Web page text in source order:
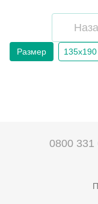
Размер 135х190
0800 331